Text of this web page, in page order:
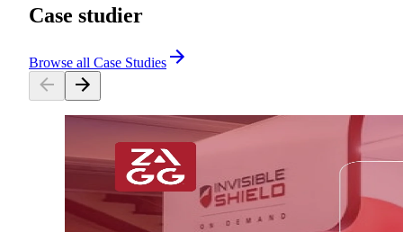
Case studier
Browse all Case Studies